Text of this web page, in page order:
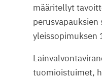
määritellyt
perusvapauksien
yleissopimuksen
tuomioistuimet,